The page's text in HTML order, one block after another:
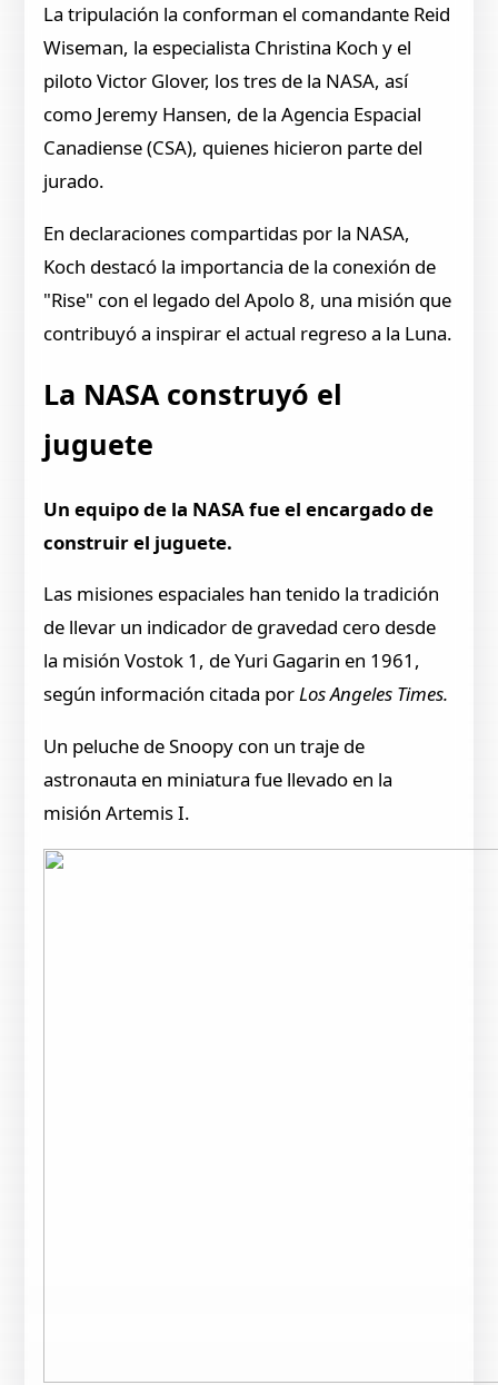
La tripulación la conforman el comandante Reid
Wiseman, la especialista Christina Koch y el
piloto Victor Glover, los tres de la NASA, así
como Jeremy Hansen, de la Agencia Espacial
Canadiense (CSA), quienes hicieron parte del
jurado.
En declaraciones compartidas por la NASA,
Koch destacó la importancia de la conexión de
"Rise" con el legado del Apolo 8, una misión que
contribuyó a inspirar el actual regreso a la Luna.
La NASA construyó el
juguete
Un equipo de la NASA fue el encargado de
construir el juguete.
Las misiones espaciales han tenido la tradición
de llevar un indicador de gravedad cero desde
la misión Vostok 1, de Yuri Gagarin en 1961,
según información citada porLos Angeles Times.
Un peluche de Snoopy con un traje de
astronauta en miniatura fue llevado en la
misión Artemis I.